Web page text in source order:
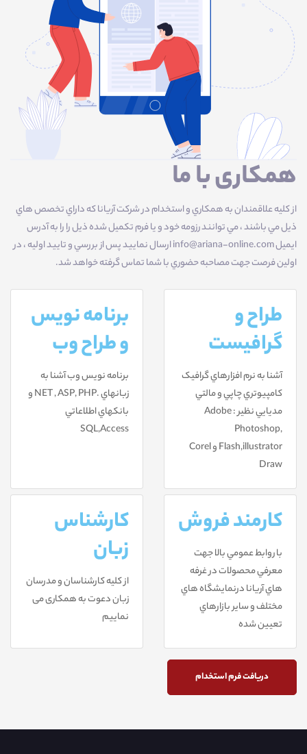
همکاری با ما
از کليه علاقمندان به همکاري و استخدام در شرکت آريانا که داراي تخصص هاي
ذيل مي باشند ، مي توانند رزومه خود و يا فرم تکميل شده ذيل را را به آدرس
ايميل info@ariana-online.com ارسال نماييد پس از بررسي و تاييد اوليه ، در
اولين فرصت جهت مصاحبه حضوري با شما تماس گرفته خواهد شد.
طراح و
گرافيست
آشنا به نرم افزارهاي گرافيک
کامپيوتري چاپي و مالتي
مديايي نظير : Adobe
Photoshop,
Flash,illustrator و Corel
Draw
برنامه نویس
و طراح وب
برنامه نويس وب آشنا به
زبانهاي .NET , ASP, PHP و
بانکهاي اطلاعاتي
SQL,Access
کارمند فروش
با روابط عمومي بالا جهت
معرفي محصولات در غرفه
هاي آريانا درنمايشگاه هاي
مختلف و ساير بازارهاي
تعيين شده
کارشناس
زبان
از کلیه کارشناسان و مدرسان
زبان دعوت به همکاری می
نماییم
دریافت فرم استخدام